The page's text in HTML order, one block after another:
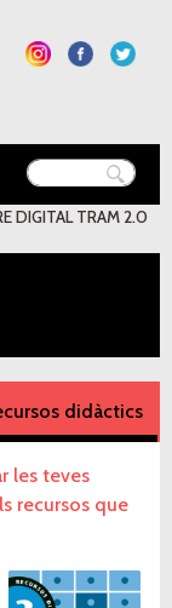
DIGITAL TRAM 2.0
didàctics
les teves
recursos que